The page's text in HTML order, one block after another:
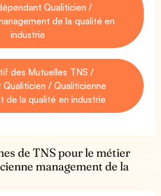
Qualiticien /
de la qualité en
industrie
des Mutuelles TNS /
Qualiticien / Qualiticienne
de la qualité en industrie
de TNS pour le métier
management de la